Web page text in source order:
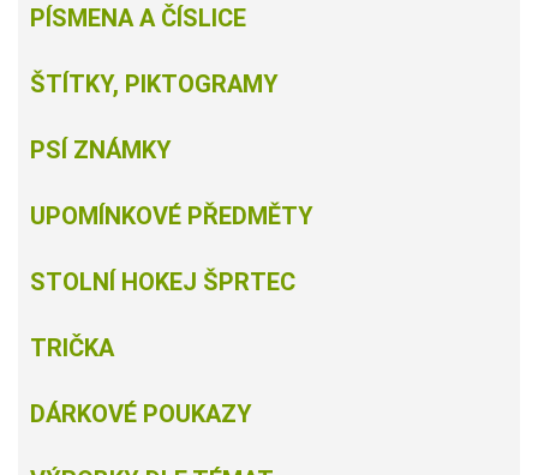
PÍSMENA A ČÍSLICE
ŠTÍTKY, PIKTOGRAMY
PSÍ ZNÁMKY
UPOMÍNKOVÉ PŘEDMĚTY
STOLNÍ HOKEJ ŠPRTEC
TRIČKA
DÁRKOVÉ POUKAZY